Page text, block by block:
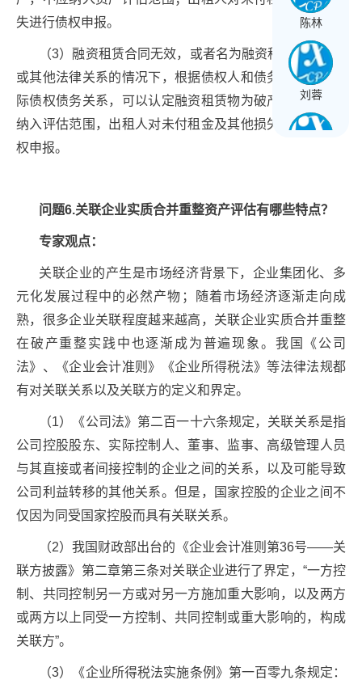
失进行债权申报。
（3）融资租赁合同无效，或者名为融资租赁实为借贷
或其他法律关系的情况下，根据债权人和债务人之间的实
际债权债务关系，可以认定融资租赁物为破产财产的，则
纳入评估范围，出租人对未付租金及其他损失进行优先债
权申报。
问题6.关联企业实质合并重整资产评估有哪些特点？
专家观点：
关联企业的产生是市场经济背景下，企业集团化、多
元化发展过程中的必然产物；随着市场经济逐渐走向成
熟，很多企业关联程度越来越高，关联企业实质合并重整
在破产重整实践中也逐渐成为普遍现象。我国《公司
法》、《企业会计准则》《企业所得税法》等法律法规都
有对关联关系以及关联方的定义和界定。
（1）《公司法》第二百一十六条规定，关联关系是指
公司控股股东、实际控制人、董事、监事、高级管理人员
与其直接或者间接控制的企业之间的关系，以及可能导致
公司利益转移的其他关系。但是，国家控股的企业之间不
仅因为同受国家控股而具有关联关系。
（2）我国财政部出台的《企业会计准则第36号——关
联方披露》第二章第三条对关联企业进行了界定，“一方控
制、共同控制另一方或对另一方施加重大影响，以及两方
或两方以上同受一方控制、共同控制或重大影响的，构成
关联方”。
（3）《企业所得税法实施条例》第一百零九条规定：
陈林
刘蓉